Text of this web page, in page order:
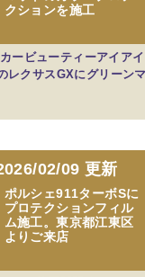
クションを施工
ービューティーアイア
レクサスGXにグリーン
02/09 更新
ポルシェ911ターボSに
プロテクションフィル
ム施工。東京都江東区
よりご来店